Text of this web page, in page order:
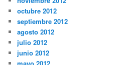
octubre 2012
septiembre 2012
agosto 2012
julio 2012
junio 2012